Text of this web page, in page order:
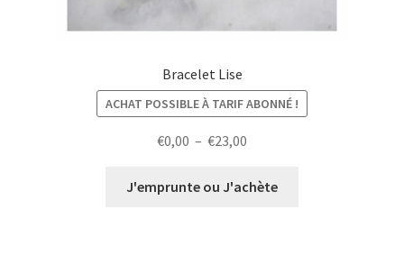
Bracelet Lise
ACHAT POSSIBLE À TARIF ABONNÉ !
€0,00 – €23,00
prix :
J'emprunte ou J'achète